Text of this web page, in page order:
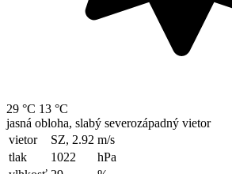
29 °C 13 °C
jasná obloha, slabý severozápadný vietor
vietor
SZ, 2.92 m/s
tlak
1022
hPa